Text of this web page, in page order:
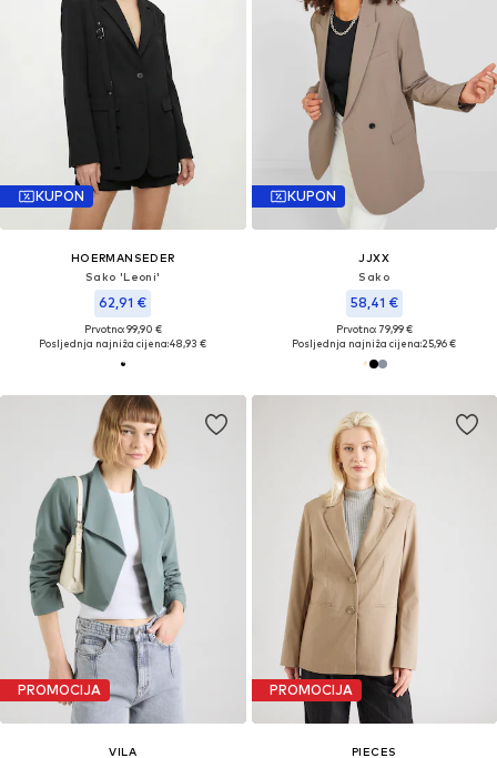
KUPON
HOERMANSEDER
Sako 'Leoni'
62,91 €
Prvotno: 99,90 €
Posljednja najniža cijena:48,93 €
KUPON
JJXX
Sako
58,41 €
Prvotno: 79,99 €
Posljednja najniža cijena:25,96 €
PROMOCIJA
VILA
PROMOCIJA
PIECES